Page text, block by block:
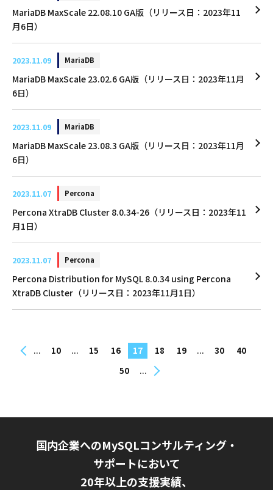
MariaDB MaxScale 22.08.10 GA版（リリース日：2023年11
月6日）
2023.11.09 MariaDB
MariaDB MaxScale 23.02.6 GA版（リリース日：2023年11月
6日）
2023.11.09 MariaDB
MariaDB MaxScale 23.08.3 GA版（リリース日：2023年11月
6日）
2023.11.07 Percona
Percona XtraDB Cluster 8.0.34-26（リリース日：2023年11
月1日）
2023.11.07 Percona
Percona Distribution for MySQL 8.0.34 using Percona
XtraDB Cluster（リリース日：2023年11月1日）
... 10 ... 15 16 17 18 19 ... 30
40
50
...
国内企業へのMySQLコンサルティング・
サポートにおいて
20年以上の支援実績、